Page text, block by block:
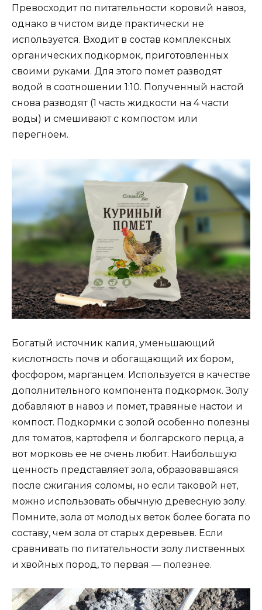
Превосходит по питательности коровий навоз,
однако в чистом виде практически не
используется. Входит в состав комплексных
органических подкормок, приготовленных
своими руками. Для этого помет разводят
водой в соотношении 1:10. Полученный настой
снова разводят (1 часть жидкости на 4 части
воды) и смешивают с компостом или
перегноем.
Богатый источник калия, уменьшающий
кислотность почв и обогащающий их бором,
фосфором, марганцем. Используется в качестве
дополнительного компонента подкормок. Золу
добавляют в навоз и помет, травяные настои и
компост. Подкормки с золой особенно полезны
для томатов, картофеля и болгарского перца, а
вот морковь ее не очень любит. Наибольшую
ценность представляет зола, образовавшаяся
после сжигания соломы, но если таковой нет,
можно использовать обычную древесную золу.
Помните, зола от молодых веток более богата по
составу, чем зола от старых деревьев. Если
сравнивать по питательности золу лиственных
и хвойных пород, то первая — полезнее.